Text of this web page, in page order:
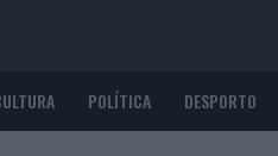
POLÍTICA DESPORTO